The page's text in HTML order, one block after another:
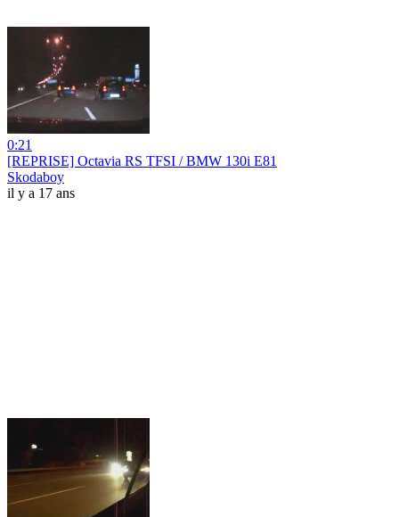
0:21
[REPRISE] Octavia RS TFSI / BMW 130i E81
Skodaboy
il y a 17 ans